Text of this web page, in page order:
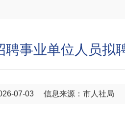
事业单位人员拟
07-03 信息来源：市人社局